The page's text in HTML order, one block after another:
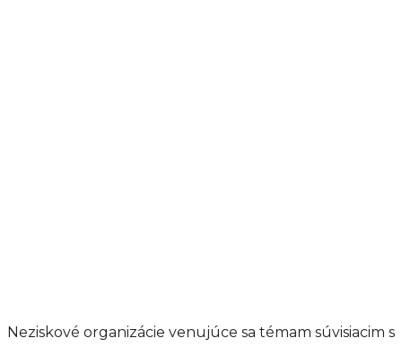
Neziskové organizácie venujúce sa témam súvisiacim s